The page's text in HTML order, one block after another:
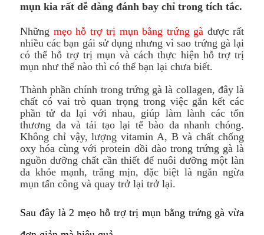
mụn kia rất dễ dàng đánh bay chỉ trong tích tắc.
Những mẹo hỗ trợ trị mụn bằng trứng gà được rất
nhiều các bạn gái sử dụng nhưng vì sao trứng gà lại
có thể hỗ trợ trị mụn và cách thực hiện hỗ trợ trị
mụn như thế nào thì có thể bạn lại chưa biết.
Thành phần chính trong trứng gà là collagen, đây là
chất có vai trò quan trọng trong việc gắn kết các
phần tử da lại với nhau, giúp làm lành các tổn
thương da và tái tạo lại tế bào da nhanh chóng.
Không chỉ vậy, lượng vitamin A, B và chất chống
oxy hóa cùng với protein dồi dào trong trứng gà là
nguồn dưỡng chất cần thiết để nuôi dưỡng một làn
da khỏe mạnh, trắng mịn, đặc biệt là ngăn ngừa
mụn tấn công và quay trở lại trở lại.
Sau đây là 2 mẹo hỗ trợ trị mụn bằng trứng gà vừa